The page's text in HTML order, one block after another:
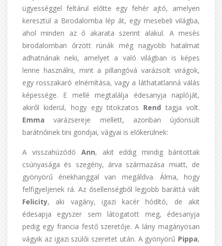
ügyességgel feltárul előtte egy fehér ajtó, amelyen
keresztül a Birodalomba lép át, egy mesebeli világba,
ahol minden az ő akarata szerint alakul. A mesés
birodalomban őrzött rúnák még nagyobb hatalmat
adhatnának neki, amelyet a való világban is képes
lenne használni, mint a pillangóvá varázsolt virágok,
egy rosszakaró elnémítása, vagy a láthatatlanná válás
képessége. E mellé megtalálja édesanyja naplóját,
akiről kiderül, hogy egy titokzatos Rend tagja volt.
Emma varázsereje mellett, azonban újdonsült
barátnőinek tini gondjai, vágyai is előkerülnek:
A visszahúzódó Ann, akit eddig mindig bántottak
csúnyasága és szegény, árva származása miatt, de
gyönyörű énekhanggal van megáldva. Álma, hogy
felfigyeljenek rá. Az ősellenségből legjobb baráttá vált
Felicity, aki vagány, igazi kacér hódító, de akit
édesapja egyszer sem látogatott meg, édesanyja
pedig egy francia festő szeretője. A lány magányosan
vágyik az igazi szülői szeretet után. A gyönyörű Pippa,